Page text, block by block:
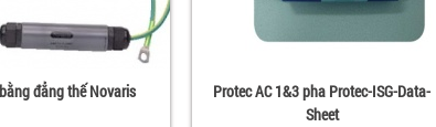
đẳng thế Novaris
Protec AC 1&3 pha Protec-ISG-Data-
Sheet